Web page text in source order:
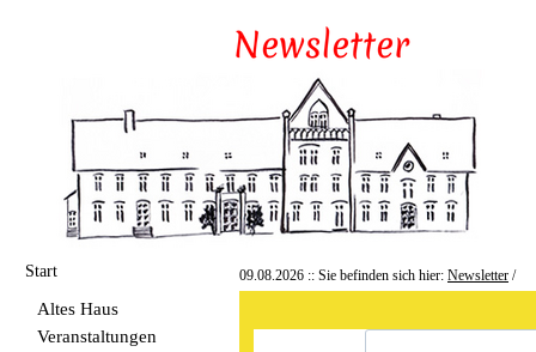
Start
Altes Haus
Veranstaltungen
09.08.2026 :: Sie befinden sich hier: Newsletter /